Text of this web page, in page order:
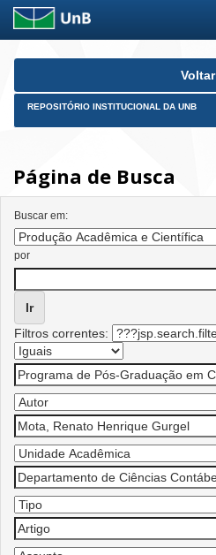
Skip
Voltar
REPOSITÓRIO INSTITUCIONAL DA UNB
Página de Busca
Buscar em:
por
Filtros correntes: